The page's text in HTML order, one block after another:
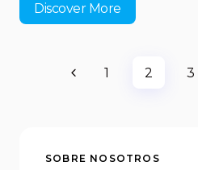
Discover More
1 2 3
SOBRE NOSOTROS